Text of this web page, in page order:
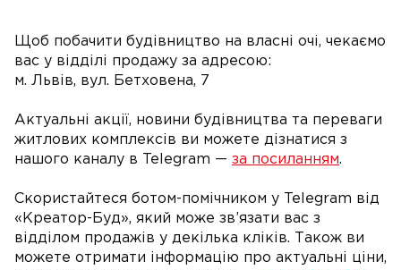
Щоб побачити будівництво на власні очі, чекаємо
вас у відділі продажу за адресою:
м. Львів, вул. Бетховена, 7
Актуальні акції, новини будівництва та переваги
житлових комплексів ви можете дізнатися з
нашого каналу в Telegram — за посиланням.
Скористайтеся ботом-помічником у Telegram від
«Креатор-Буд», який може зв’язати вас з
відділом продажів у декілька кліків. Також ви
можете отримати інформацію про актуальні ціни,